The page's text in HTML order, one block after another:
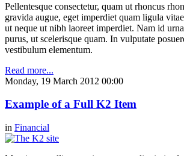
Pellentesque consectetur, quam ut rhoncus
gravida augue, eget imperdiet quam ligula
ut neque ut nibh laoreet imperdiet. Nam id
purus, ut scelerisque quam. In vulputate
vestibulum elementum.
Read more...
Monday, 19 March 2012 00:00
Example of a Full K2 Item
in Financial